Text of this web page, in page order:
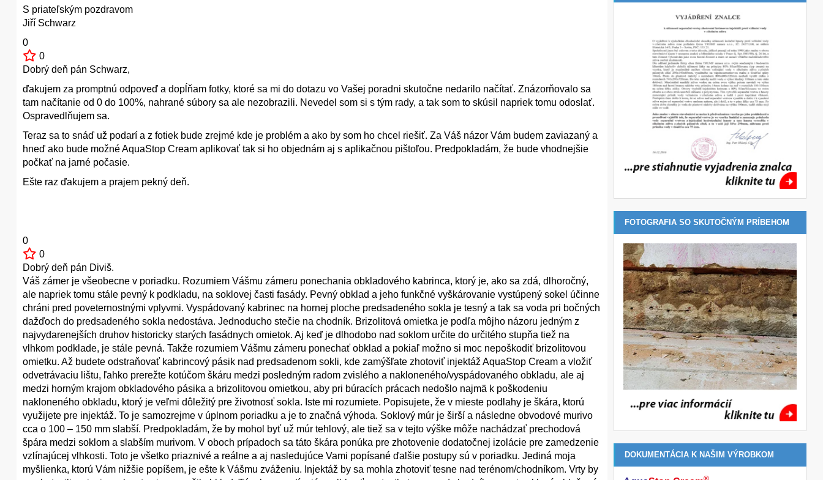
S priateľským pozdravom
Jiří Schwarz
0
0
Dobrý deň pán Schwarz,
ďakujem za promptnú odpoveď a dopĺňam fotky, ktoré sa mi do dotazu vo Vašej poradni skutočne nedarilo načítať. Znázorňovalo sa
tam načítanie od 0 do 100%, nahrané súbory sa ale nezobrazili. Nevedel som si s tým rady, a tak som to skúsil napriek tomu odoslať.
Ospravedlňujem sa.
Teraz sa to snáď už podarí a z fotiek bude zrejmé kde je problém a ako by som ho chcel riešiť. Za Váš názor Vám budem zaviazaný a
hneď ako bude možné AquaStop Cream aplikovať tak si ho objednám aj s aplikačnou pištoľou. Predpokladám, že bude vhodnejšie
počkať na jarné počasie.
Ešte raz ďakujem a prajem pekný deň.
0
0
Dobrý deň pán Diviš.
Váš zámer je všeobecne v poriadku. Rozumiem Vášmu zámeru ponechania obkladového kabrinca, ktorý je, ako sa zdá, dlhoročný,
ale napriek tomu stále pevný k podkladu, na soklovej časti fasády. Pevný obklad a jeho funkčné vyškárovanie vystúpený sokel účinne
chráni pred poveternostnými vplyvmi. Vyspádovaný kabrinec na hornej ploche predsadeného sokla je tesný a tak sa voda pri bočných
dažďoch do predsadeného sokla nedostáva. Jednoducho stečie na chodník. Brizolitová omietka je podľa môjho názoru jedným z
najvydarenejších druhov historicky starých fasádnych omietok. Aj keď je dlhodobo nad soklom určite do určitého stupňa tiež na
vlhkom podklade, je stále pevná. Takže rozumiem Vášmu zámeru ponechať obklad a pokiaľ možno si moc nepoškodiť brizolitovou
omietku. Až budete odstraňovať kabrincový pásik nad predsadenom sokli, kde zamýšľate zhotoviť injektáž AquaStop Cream a vložiť
odvetrávaciu lištu, ľahko prerežte kotúčom škáru medzi posledným radom zvislého a nakloneného/vyspádovaného obkladu, ale aj
medzi horným krajom obkladového pásika a brizolitovou omietkou, aby pri búracích prácach nedošlo najmä k poškodeniu
nakloneného obkladu, ktorý je veľmi dôležitý pre životnosť sokla. Iste mi rozumiete. Popisujete, že v mieste podlahy je škára, ktorú
využijete pre injektáž. To je samozrejme v úplnom poriadku a je to značná výhoda. Soklový múr je širší a následne obvodové murivo
cca o 100 – 150 mm slabší. Predpokladám, že by mohol byť už múr tehlový, ale tiež sa v tejto výške môže nachádzať prechodová
špára medzi soklom a slabším murivom. V oboch prípadoch sa táto škára ponúka pre zhotovenie dodatočnej izolácie pre zamedzenie
vzlínajúcej vlhkosti. Toto je všetko priaznivé a reálne a aj nasledujúce Vami popísané ďalšie postupy sú v poriadku. Jediná moja
myšlienka, ktorú Vám nižšie popíšem, je ešte k Vášmu zváženiu. Injektáž by sa mohla zhotoviť tesne nad terénom/chodníkom. Vrty by
FOTOGRAFIA SO SKUTOČNÝM PRÍBEHOM
DOKUMENTÁCIA K NAŠIM VÝROBKOM